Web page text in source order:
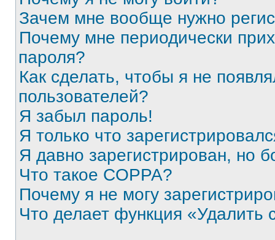
Зачем мне вообще нужно
Почему мне периодически
пароля?
Как сделать, чтобы я не
пользователей?
Я забыл пароль!
Я только что
Я давно зарегистрирован, но
Что такое COPPA?
Почему я не могу
Что делает функция «Удалить